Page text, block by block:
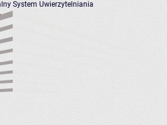
System Uwierzytelniania